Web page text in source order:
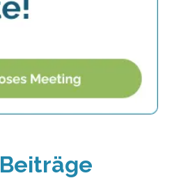
Beiträge